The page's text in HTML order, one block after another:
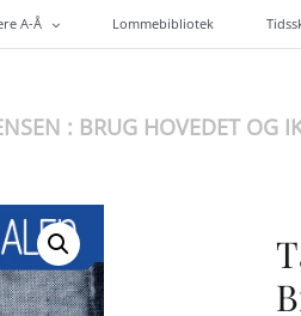
A-Å Lommebibliotek
: BRUG HOVEDET OG